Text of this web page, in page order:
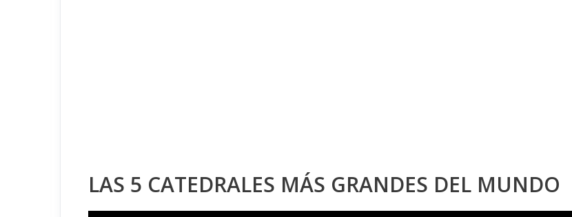
LAS 5 CATEDRALES MÁS GRANDES DEL MUNDO